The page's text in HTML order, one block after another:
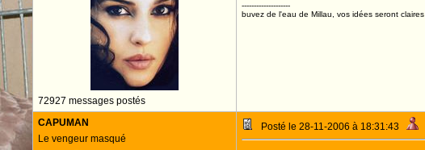
72927 messages postés
--------------------
buvez de l'eau de Millau, vos idées seront claires
CAPUMAN
Le vengeur masqué
Posté le 28-11-2006 à 18:31:43